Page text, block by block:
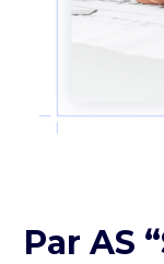
Par AS